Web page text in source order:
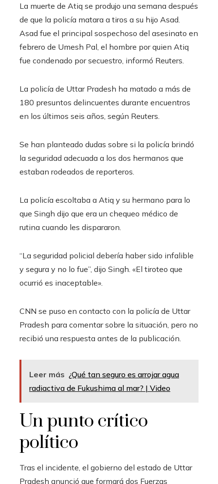
La muerte de Atiq se produjo una semana después
de que la policía matara a tiros a su hijo Asad.
Asad fue el principal sospechoso del asesinato en
febrero de Umesh Pal, el hombre por quien Atiq
fue condenado por secuestro, informó Reuters.
La policía de Uttar Pradesh ha matado a más de
180 presuntos delincuentes durante encuentros
en los últimos seis años, según Reuters.
Se han planteado dudas sobre si la policía brindó
la seguridad adecuada a los dos hermanos que
estaban rodeados de reporteros.
La policía escoltaba a Atiq y su hermano para lo
que Singh dijo que era un chequeo médico de
rutina cuando les dispararon.
“La seguridad policial debería haber sido infalible
y segura y no lo fue”, dijo Singh. «El tiroteo que
ocurrió es inaceptable».
CNN se puso en contacto con la policía de Uttar
Pradesh para comentar sobre la situación, pero no
recibió una respuesta antes de la publicación.
Leer más ¿Qué tan seguro es arrojar agua
radiactiva de Fukushima al mar? | Video
Un punto crítico
político
Tras el incidente, el gobierno del estado de Uttar
Pradesh anunció que formará dos Fuerzas